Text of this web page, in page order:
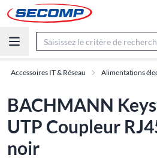
Accessoires IT & Réseau Alimentations
BACHMANN
UTP Coupleur
noir